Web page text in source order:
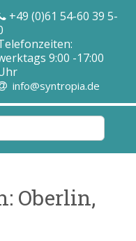
+49 (0)61 54-60 39 5-
9:00 -17:00
info@syntropia.de
Oberlin,